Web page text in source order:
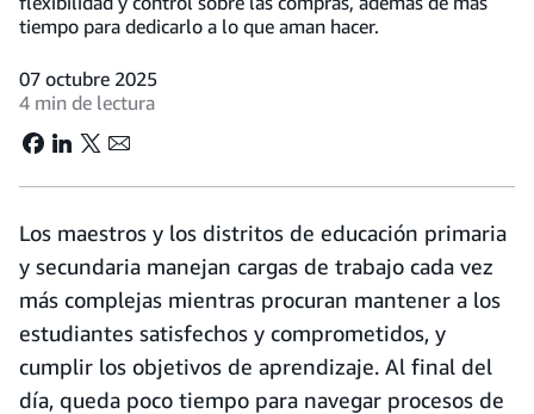
tiempo para dedicarlo a lo que aman hacer.
07 octubre 2025
4 min de lectura
Los maestros y los distritos de educación primaria
y secundaria manejan cargas de trabajo cada vez
más complejas mientras procuran mantener a los
estudiantes satisfechos y comprometidos, y
cumplir los objetivos de aprendizaje. Al final del
día, queda poco tiempo para navegar procesos de